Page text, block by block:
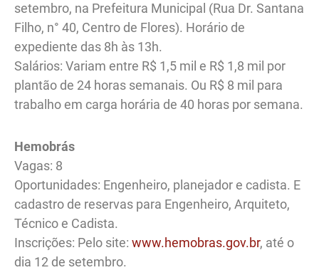
setembro, na Prefeitura Municipal (Rua Dr. Santana
Filho, n° 40, Centro de Flores). Horário de
expediente das 8h às 13h.
Salários: Variam entre R$ 1,5 mil e R$ 1,8 mil por
plantão de 24 horas semanais. Ou R$ 8 mil para
trabalho em carga horária de 40 horas por semana.
Hemobrás
Vagas: 8
Oportunidades: Engenheiro, planejador e cadista. E
cadastro de reservas para Engenheiro, Arquiteto,
Técnico e Cadista.
Inscrições: Pelo site: www.hemobras.gov.br, até o
dia 12 de setembro.